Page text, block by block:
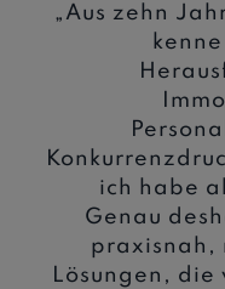
„Aus zehn
ich habe
Genau
praxisnah,
Lösungen,